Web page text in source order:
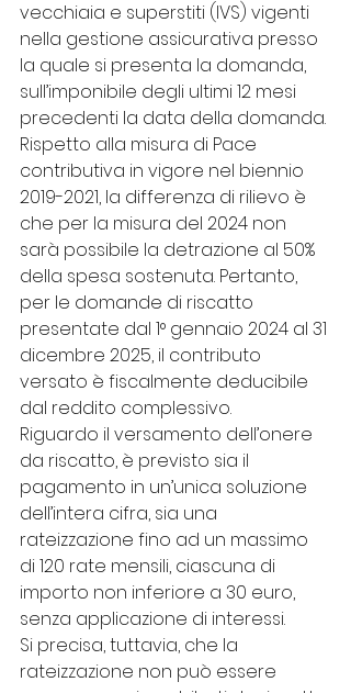
vecchiaia e superstiti (IVS) vigenti
nella gestione assicurativa presso
la quale si presenta la domanda,
sull’imponibile degli ultimi 12 mesi
precedenti la data della domanda.
Rispetto alla misura di Pace
contributiva in vigore nel biennio
2019-2021, la differenza di rilievo è
che per la misura del 2024 non
sarà possibile la detrazione al 50%
della spesa sostenuta. Pertanto,
per le domande di riscatto
presentate dal 1° gennaio 2024 al 31
dicembre 2025, il contributo
versato è fiscalmente deducibile
dal reddito complessivo.
Riguardo il versamento dell’onere
da riscatto, è previsto sia il
pagamento in un’unica soluzione
dell’intera cifra, sia una
rateizzazione fino ad un massimo
di 120 rate mensili, ciascuna di
importo non inferiore a 30 euro,
senza applicazione di interessi.
Si precisa, tuttavia, che la
rateizzazione non può essere